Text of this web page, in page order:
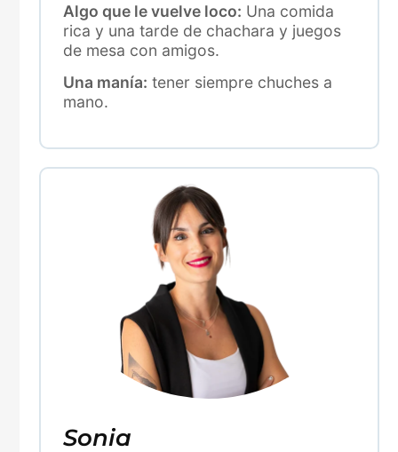
Algo que le vuelve loco: Una comida
rica y una tarde de chachara y juegos
de mesa con amigos.
Una manía: tener siempre chuches a
mano.
Sonia